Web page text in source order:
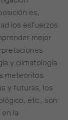
es,
los esfuerzos
mejor
y climatología
meteoritos
y futuras, los
etc., son
la